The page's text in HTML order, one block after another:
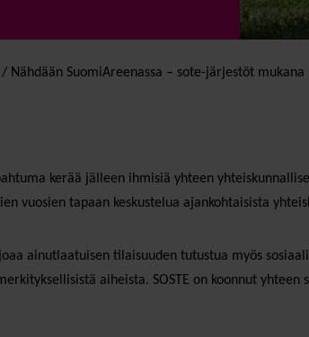
/ Nähdään SuomiAreenassa – sote-järjestöt mukana
kerää jälleen ihmisiä yhteen
vuosien tapaan keskustelua ajankohtaisista
ainutlaatuisen tilaisuuden tutustua myös
aiheista. SOSTE on koonnut